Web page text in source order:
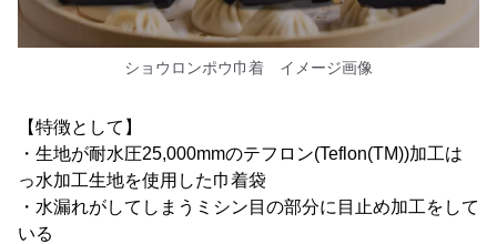
ショウロンポウ巾着 イメージ画像
【特徴として】
・生地が耐水圧25,000mmのテフロン(Teflon(TM))加工は
っ水加工生地を使用した巾着袋
・水漏れがしてしまうミシン目の部分に目止め加工をして
いる